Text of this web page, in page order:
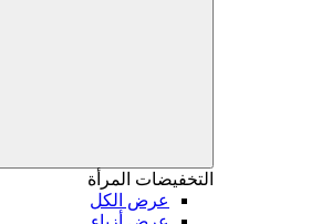
التخفيضات المرأة
عرض الكل